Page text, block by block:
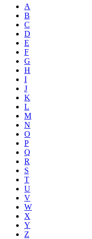
A
B
C
D
E
F
G
H
I
J
K
L
M
N
O
P
Q
R
S
T
U
V
W
X
Y
Z